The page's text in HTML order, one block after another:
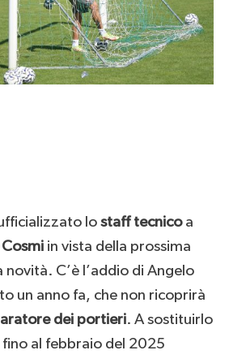
lo staff tecnicoa
Cosmiin vista della prossima
novità. C’è l’addio di Angelo
un anno fa, che non ricoprirà
dei portieri. A sostituirlo
fino al febbraio del 2025